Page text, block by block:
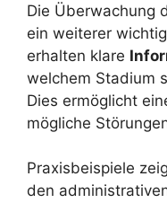
Die Überwachung
ein weiterer
erhalten klare
welchem Stadium
Dies ermöglicht
mögliche
Praxisbeispiele
den